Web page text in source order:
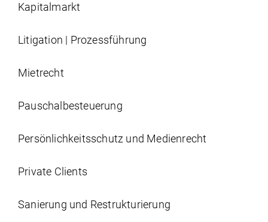
Kapitalmarkt
Litigation | Prozessführung
Mietrecht
Pauschalbesteuerung
Persönlichkeits­schutz und Medienrecht
Private Clients
Sanierung und Restrukturierung